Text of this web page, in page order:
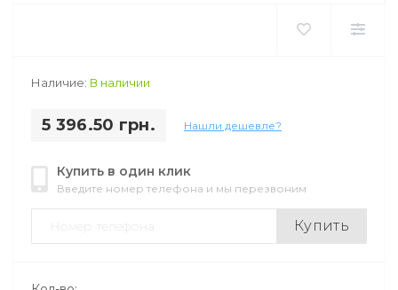
Наличие: В наличии
5 396.50 грн. Нашли дешевле?
Купить в один клик
Введите номер телефона и мы перезвоним
Купить